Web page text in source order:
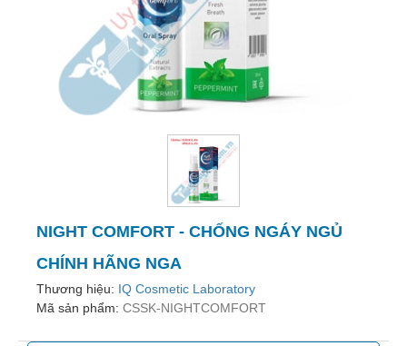
đẹp,
Chống
hóa
Chăm
sóc
khỏe
NIGHT COMFORT - CHỐNG NGÁY NGỦ
CHÍNH HÃNG NGA
Thương hiệu: IQ Cosmetic Laboratory
Mã sản phẩm: CSSK-NIGHTCOMFORT